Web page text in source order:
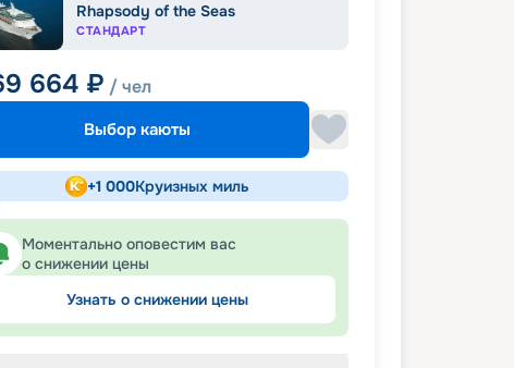
Rhapsody of the Seas
СТАНДАРТ
664 ₽ / чел
Выбор каюты
+1 000Круизных миль
Моментально оповестим вас
о снижении цены
Узнать о снижении цены